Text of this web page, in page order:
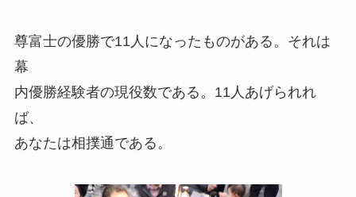
尊富士の優勝で11人になったものがある。それは
幕
内優勝経験者の現役数である。11人あげられれ
ば、
あなたは相撲通である。